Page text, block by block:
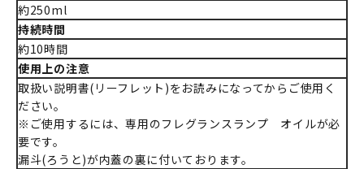
約250ml
持続時間
約10時間
使用上の注意
取扱い説明書(リーフレット)をお読みになってからご使用く
ださい。
※ご使用するには、専用のフレグランスランプ オイルが必
要です。
漏斗(ろうと)が内蓋の裏に付いております。